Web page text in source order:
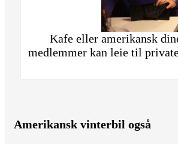
Kafe eller amerikansk
medlemmer kan leie til
Amerikansk vinterbil også